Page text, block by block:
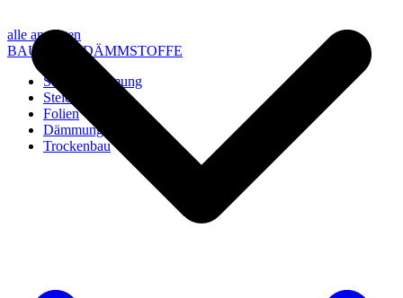
alle anzeigen
BAU- UND DÄMMSTOFFE
Steico Dämmung
Steico Zubehör
Folien
Dämmung
Trockenbau